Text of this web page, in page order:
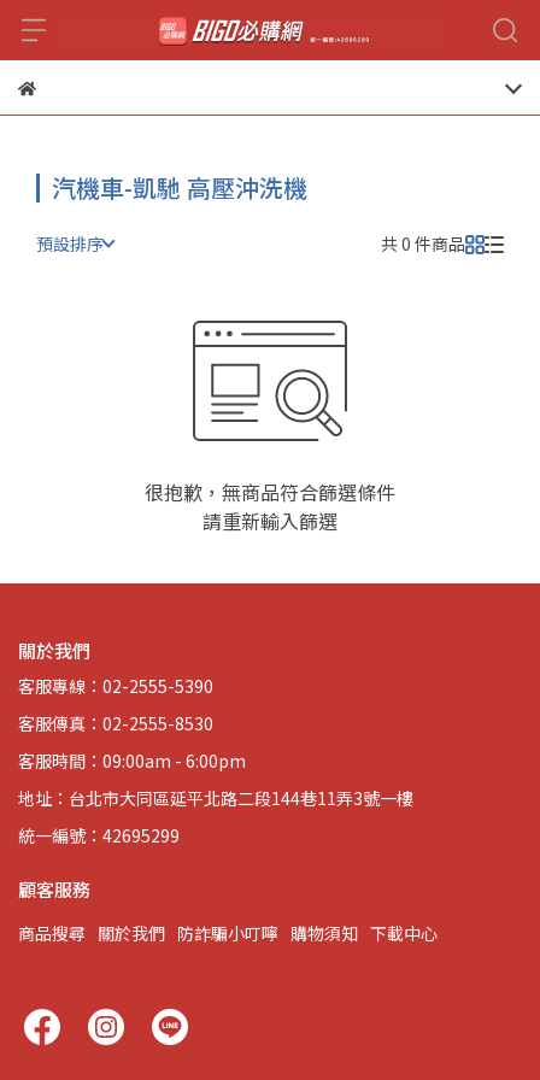
汽機車-凱馳 高壓沖洗機
預設排序 共 0 件商品
很抱歉，無商品符合篩選條件
請重新輸入篩選
關於我們
客服專線：02-2555-5390
客服傳真：02-2555-8530
客服時間：09:00am - 6:00pm
地址：台北市大同區延平北路二段144巷11弄3號一樓
統一編號：42695299
顧客服務
商品搜尋 關於我們 防詐騙小叮嚀 購物須知 下載中心